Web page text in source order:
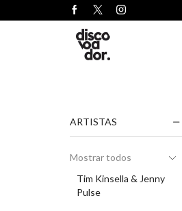
ARTISTAS
Mostrar todos
Tim Kinsella & Jenny
Pulse